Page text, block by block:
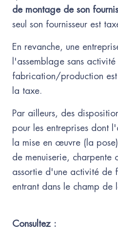
de montage de son
seul son fournisseur est
En revanche, une
l'assemblage sans
fabrication/production
la taxe.
Par ailleurs, des
pour les entreprises dont
la mise en œuvre (la
de menuiserie, charpente
assortie d'une activité de
entrant dans le champ de
Consultez :